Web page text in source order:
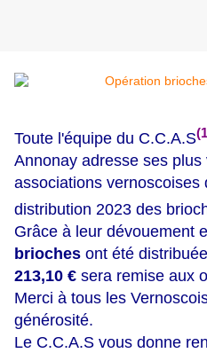
Toute l'équipe du C.C.A.S
Annonay adresse ses
associations vernoscoises
distribution 2023 des
Grâce à leur dévouement
brioches ont été
213,10 € sera remise aux
Merci à tous les
générosité.
Le C.C.A.S vous donne